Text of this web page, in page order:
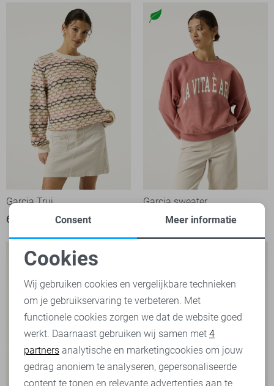
Garcia Trui
69,99
Garcia sweater
59,99
Noodzakelijke cookies
Personalisatie cookies
Analytische cookies
Marketing cookies
Consent Meer informatie
Cookies
Wij gebruiken cookies en vergelijkbare technieken
om je gebruikservaring te verbeteren. Met
functionele cookies zorgen we dat de website goed
werkt. Daarnaast gebruiken wij samen met 4
partners analytische en marketingcookies om jouw
gedrag anoniem te analyseren, gepersonaliseerde
content te tonen en relevante advertenties aan te